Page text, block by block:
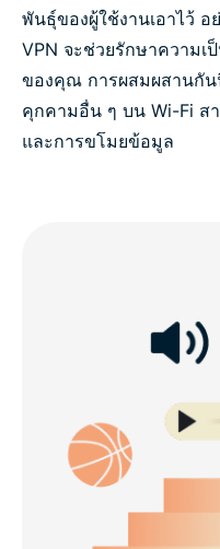
พันธุ์ของผู้ใช้งานเอาไว้ อ
VPN จะช่วยรักษาความ
ของคุณ การผสมผสานกั
คุกคามอื่น ๆ บน Wi-Fi ส
และการขโมยข้อมูล